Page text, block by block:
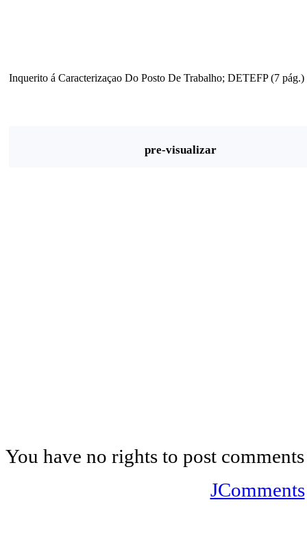
Inquerito á Caracterizaçao Do Posto De Trabalho; DETEFP (7 pág.)
pre-visualizar
You have no rights to post comments
JComments